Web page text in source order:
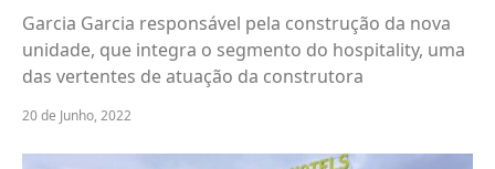
Garcia Garcia responsável pela construção da nova
unidade, que integra o segmento do hospitality, uma
das vertentes de atuação da construtora
20 de Junho, 2022